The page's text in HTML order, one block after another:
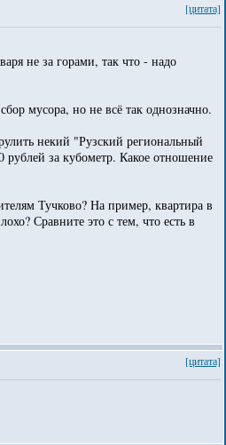
[цитата]
не за горами, так что - надо
мусора, но не всё так однозначно.
некий "Рузский региональный
за кубометр. Какое отношение
Тучково? На пример, квартира в
Сравните это с тем, что есть в
[цитата]